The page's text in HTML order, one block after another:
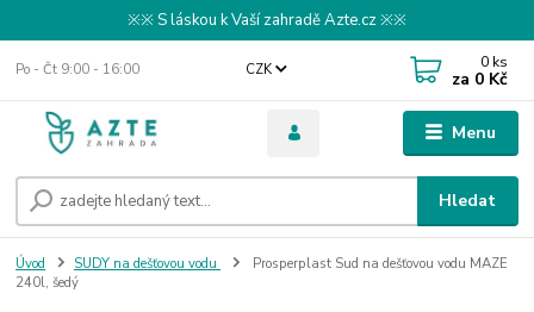
※※ S láskou k Vaší zahradě Azte.cz ※※
Menu
CZK
Hledat
Po - Čt 9:00 - 16:00 0 ks
za 0 Kč
Úvod SUDY na dešťovou vodu
Prosperplast Sud na dešťovou vodu MAZE
240l, šedý